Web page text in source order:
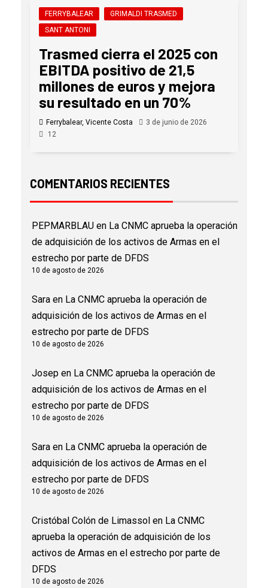
FERRYBALEAR
GRIMALDI TRASMED
SANT ANTONI
Trasmed cierra el 2025 con
EBITDA positivo de 21,5
millones de euros y mejora
su resultado en un 70%
Ferrybalear, Vicente Costa
3 de junio de 2026
12
COMENTARIOS RECIENTES
PEPMARBLAU en La CNMC aprueba la operación
de adquisición de los activos de Armas en el
estrecho por parte de DFDS
10 de agosto de 2026
Sara en La CNMC aprueba la operación de
adquisición de los activos de Armas en el
estrecho por parte de DFDS
10 de agosto de 2026
Josep en La CNMC aprueba la operación de
adquisición de los activos de Armas en el
estrecho por parte de DFDS
10 de agosto de 2026
Sara en La CNMC aprueba la operación de
adquisición de los activos de Armas en el
estrecho por parte de DFDS
10 de agosto de 2026
Cristóbal Colón de Limassol en La CNMC
aprueba la operación de adquisición de los
activos de Armas en el estrecho por parte de
DFDS
10 de agosto de 2026